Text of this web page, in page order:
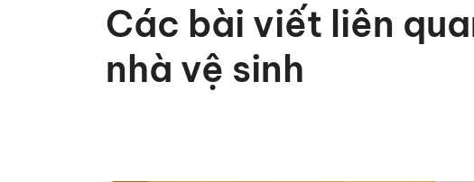
Các bài viết liên
nhà vệ sinh